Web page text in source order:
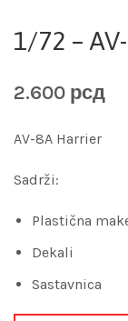
1/72 –
2.600 рсд
AV-8A Harrier
Sadrži:
Plastična
Dekali
Sastavnica